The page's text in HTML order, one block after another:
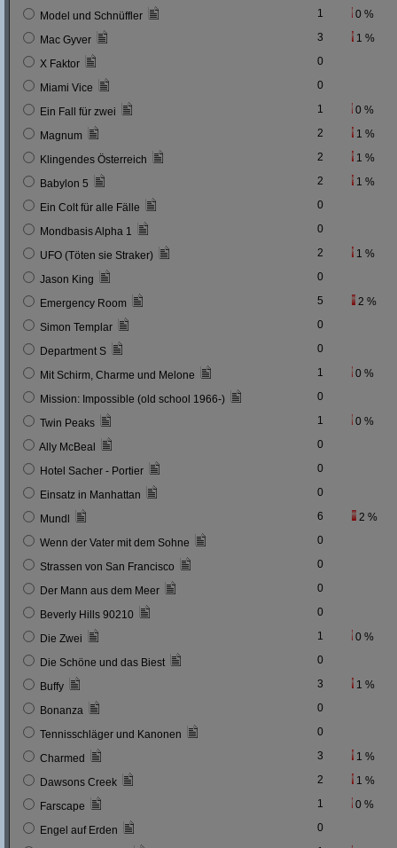
Model und Schnüffler 1 0 %
Mac Gyver 3 1 %
X Faktor 0
Miami Vice 0
Ein Fall für zwei 1 0 %
Magnum 2 1 %
Klingendes Österreich 2 1 %
Babylon 5 2 1 %
Ein Colt für alle Fälle 0
Mondbasis Alpha 1 0
UFO (Töten sie Straker) 2 1 %
Jason King 0
Emergency Room 5 2 %
Simon Templar 0
Department S 0
Mit Schirm, Charme und Melone 1 0 %
Mission: Impossible (old school 1966-) 0
Twin Peaks 1 0 %
Ally McBeal 0
Hotel Sacher - Portier 0
Einsatz in Manhattan 0
Mundl 6 2 %
Wenn der Vater mit dem Sohne 0
Strassen von San Francisco 0
Der Mann aus dem Meer 0
Beverly Hills 90210 0
Die Zwei 1 0 %
Die Schöne und das Biest 0
Buffy 3 1 %
Bonanza 0
Tennisschläger und Kanonen 0
Charmed 3 1 %
Dawsons Creek 2 1 %
Farscape 1 0 %
Engel auf Erden 0